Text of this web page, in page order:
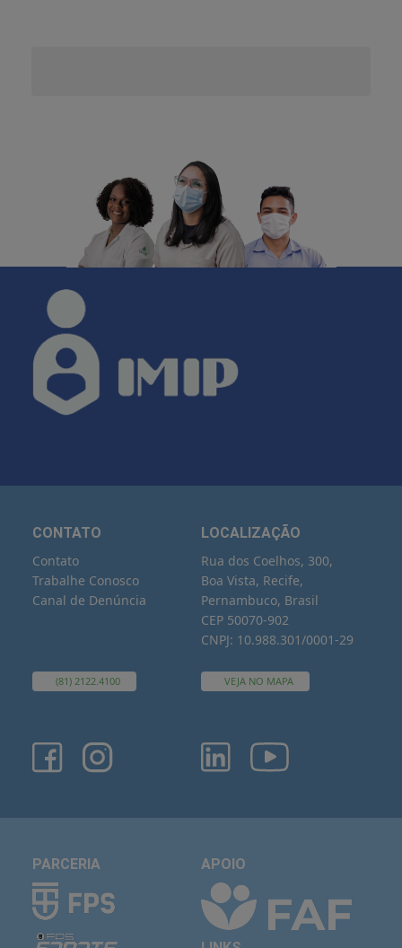
CONTATO
Contato
Trabalhe Conosco
Canal de Denúncia
(81) 2122.4100
LOCALIZAÇÃO
Rua dos Coelhos, 300,
Boa Vista, Recife,
Pernambuco, Brasil
CEP 50070-902
CNPJ: 10.988.301/0001-29
VEJA NO MAPA
PARCERIA APOIO